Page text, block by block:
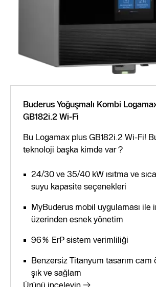
Buderus Yoğuşmalı Kombi
GB182i.2 Wi-Fi
Bu Logamax plus GB182i.2 Wi-Fi!
teknoloji başka kimde var ?
24/30 ve 35/40 kW ısıtma ve
suyu kapasite seçenekleri
MyBuderus mobil uygulaması ile
üzerinden esnek yönetim
96% ErP sistem verimliliği
Benzersiz Titanyum tasarım cam
şık ve sağlam
Ürünü inceleyin